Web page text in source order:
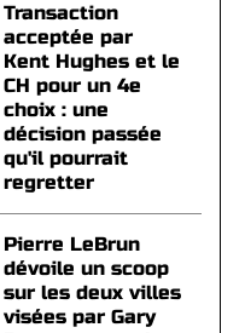
Transaction
acceptée par
Kent Hughes et le
CH pour un 4e
choix : une
décision passée
qu'il pourrait
regretter
Pierre LeBrun
dévoile un scoop
sur les deux villes
visées par Gary